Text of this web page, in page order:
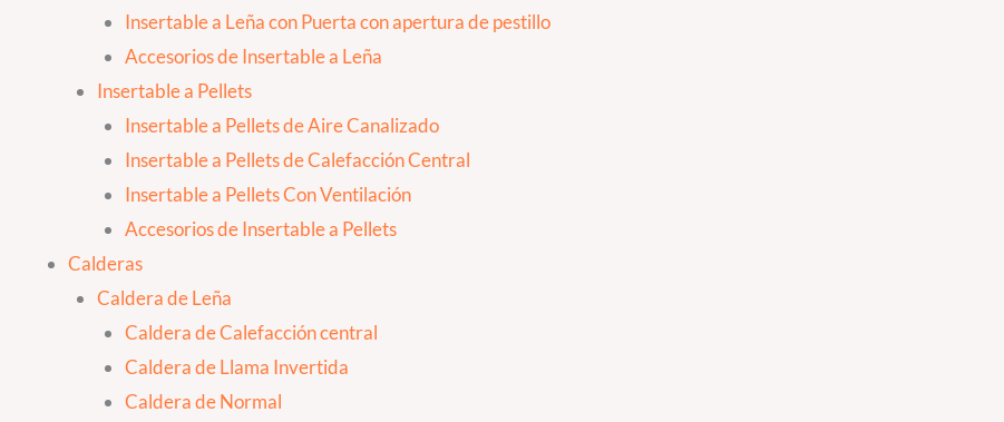
Insertable a Leña con Puerta con apertura de pestillo
Accesorios de Insertable a Leña
Insertable a Pellets
Insertable a Pellets de Aire Canalizado
Insertable a Pellets de Calefacción Central
Insertable a Pellets Con Ventilación
Accesorios de Insertable a Pellets
Calderas
Caldera de Leña
Caldera de Calefacción central
Caldera de Llama Invertida
Caldera de Normal